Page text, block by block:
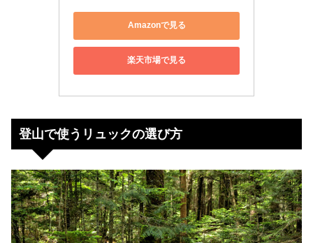
Amazonで見る
楽天市場で見る
登山で使うリュックの選び方